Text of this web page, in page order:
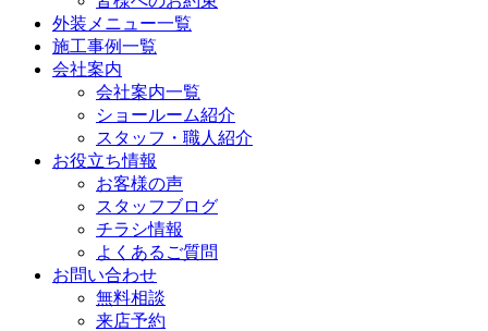
外装メニュー一覧
施工事例一覧
会社案内
会社案内一覧
ショールーム紹介
スタッフ・職人紹介
お役立ち情報
お客様の声
スタッフブログ
チラシ情報
よくあるご質問
お問い合わせ
無料相談
来店予約